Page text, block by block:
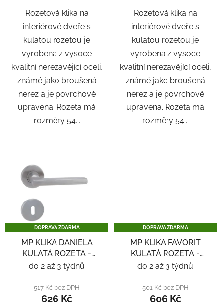
Rozetová klika na
interiérové ​​dveře s
kulatou rozetou je
vyrobena z vysoce
kvalitní nerezavějící oceli,
známé jako broušená
nerez a je povrchově
upravena. Rozeta má
rozměry 54...
Rozetová klika na
interiérové ​​dveře s
kulatou rozetou je
vyrobena z vysoce
kvalitní nerezavějící oceli,
známé jako broušená
nerez a je povrchově
upravena. Rozeta má
rozměry 54...
DOPRAVA ZDARMA
MP KLIKA DANIELA
KULATÁ ROZETA -
NEREZ
do 2 až 3 týdnů
517 Kč bez DPH
626 Kč
DOPRAVA ZDARMA
MP KLIKA FAVORIT
KULATÁ ROZETA -
ČERNÁ
do 2 až 3 týdnů
501 Kč bez DPH
606 Kč